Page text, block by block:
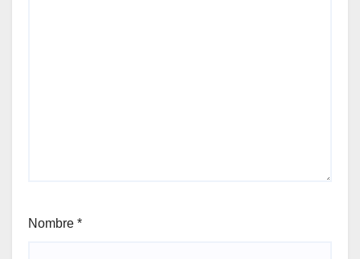
Nombre *